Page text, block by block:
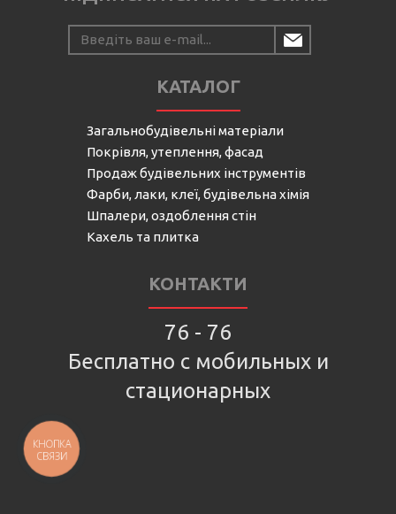
КАТАЛОГ
Загальнобудівельні матеріали
Покрівля, утеплення, фасад
Продаж будівельних інструментів
Фарби, лаки, клеї, будівельна хімія
Шпалери, оздоблення стін
Кахель та плитка
КОНТАКТИ
76 - 76
Бесплатно с мобильных и
стационарных
КНОПКА
СВЯЗИ